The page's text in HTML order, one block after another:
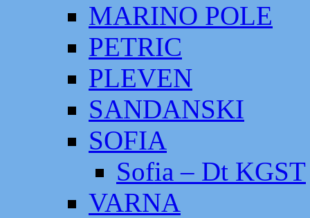
MARINO POLE
PETRIC
PLEVEN
SANDANSKI
SOFIA
Sofia – Dt KGST
VARNA